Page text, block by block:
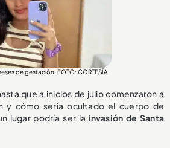
de gestación. FOTO: CORTESÍA
que a inicios de julio comenzaron a
y cómo sería ocultado el cuerpo de
lugar podría ser la invasión de Santa